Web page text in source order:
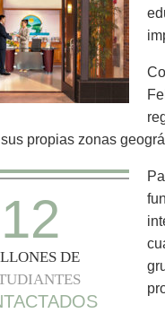
propias zonas
12
DE